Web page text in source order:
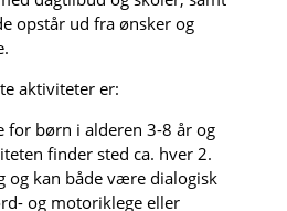
opstår ud fra ønsker og
aktiviteter er:
for børn i alderen 3-8 år og
finder sted ca. hver 2.
og kan både være dialogisk
og motoriklege eller